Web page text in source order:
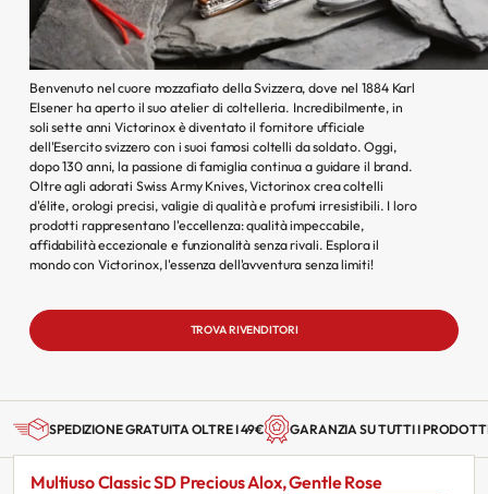
Multiuso Classic SD Precious Alox, Gentle Rose
Benvenuto nel cuore mozzafiato della Svizzera, dove nel 1884 Karl
Elsener ha aperto il suo atelier di coltelleria. Incredibilmente, in
soli sette anni Victorinox è diventato il fornitore ufficiale
dell'Esercito svizzero con i suoi famosi coltelli da soldato. Oggi,
dopo 130 anni, la passione di famiglia continua a guidare il brand.
Oltre agli adorati Swiss Army Knives, Victorinox crea coltelli
d'élite, orologi precisi, valigie di qualità e profumi irresistibili. I loro
prodotti rappresentano l'eccellenza: qualità impeccabile,
affidabilità eccezionale e funzionalità senza rivali. Esplora il
mondo con Victorinox, l'essenza dell'avventura senza limiti!
TROVA RIVENDITORI
SPEDIZIONE GRATUITA OLTRE I 49€ GARANZIA SU TUTTI I